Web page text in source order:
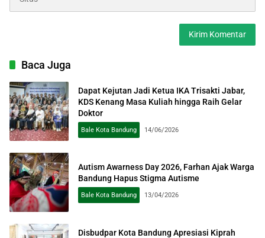
Baca Juga
Dapat Kejutan Jadi Ketua IKA Trisakti Jabar,
KDS Kenang Masa Kuliah hingga Raih Gelar
Doktor
Bale Kota Bandung 14/06/2026
Autism Awarness Day 2026, Farhan Ajak Warga
Bandung Hapus Stigma Autisme
Bale Kota Bandung 13/04/2026
Disbudpar Kota Bandung Apresiasi Kiprah